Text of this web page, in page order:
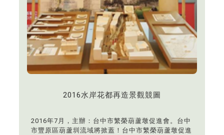
2016水岸花都再造景觀競圖
2016年7月，主辦：台中市繁榮葫蘆墩促進會。台中
市豐原區葫蘆圳流域將掀蓋！台中市繁榮葫蘆墩促進